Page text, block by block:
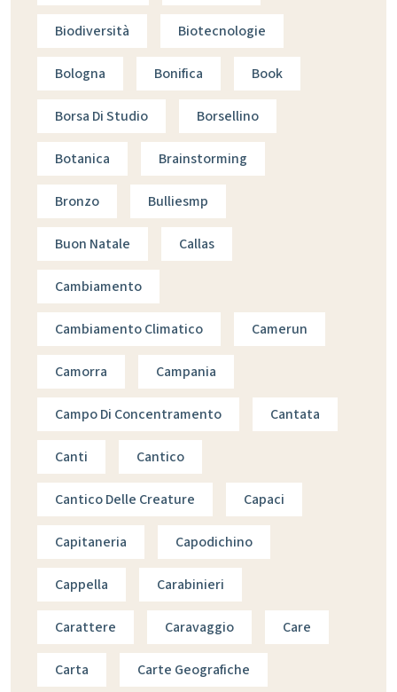
Biodiversità Biotecnologie
Bologna Bonifica Book
Borsa Di Studio Borsellino
Botanica Brainstorming
Bronzo Bulliesmp
Buon Natale Callas
Cambiamento
Cambiamento Climatico Camerun
Camorra Campania
Campo Di Concentramento Cantata
Canti Cantico
Cantico Delle Creature Capaci
Capitaneria Capodichino
Cappella Carabinieri
Carattere Caravaggio Care
Carta Carte Geografiche